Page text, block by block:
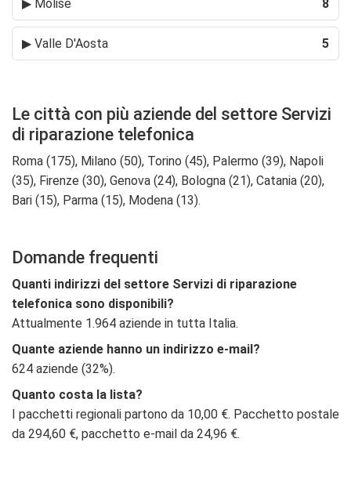
▶ Molise 8
▶ Valle D'Aosta 5
Le città con più aziende del settore Servizi
di riparazione telefonica
Roma (175), Milano (50), Torino (45), Palermo (39), Napoli
(35), Firenze (30), Genova (24), Bologna (21), Catania (20),
Bari (15), Parma (15), Modena (13).
Domande frequenti
Quanti indirizzi del settore Servizi di riparazione
telefonica sono disponibili?
Attualmente 1.964 aziende in tutta Italia.
Quante aziende hanno un indirizzo e-mail?
624 aziende (32%).
Quanto costa la lista?
I pacchetti regionali partono da 10,00 €. Pacchetto postale
da 294,60 €, pacchetto e-mail da 24,96 €.